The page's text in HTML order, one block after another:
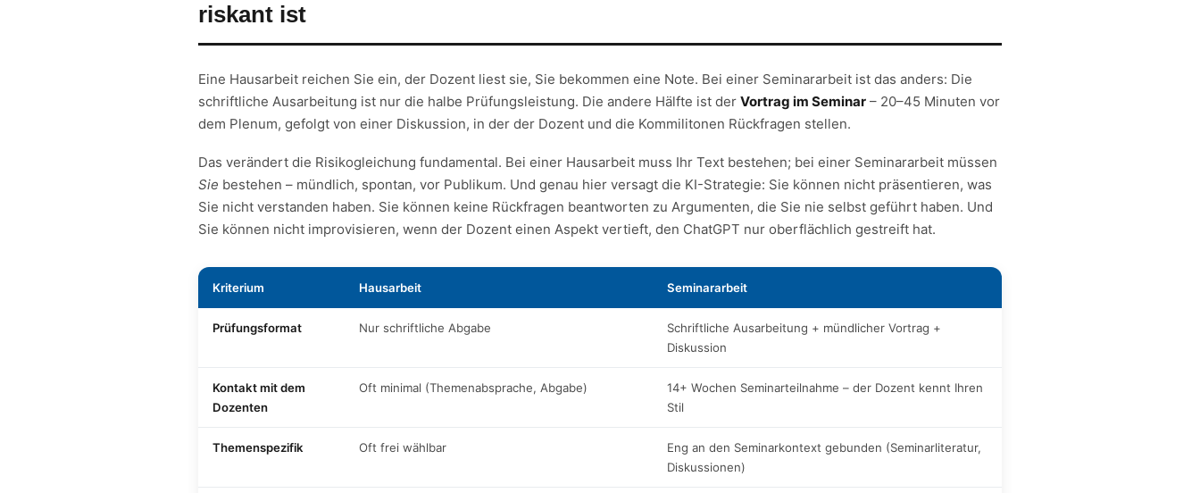
riskant ist
Eine Hausarbeit reichen Sie ein, der Dozent liest sie, Sie bekommen eine Note. Bei einer Seminararbeit ist das anders: Die
schriftliche Ausarbeitung ist nur die halbe Prüfungsleistung. Die andere Hälfte ist der Vortrag im Seminar – 20–45 Minuten vor
dem Plenum, gefolgt von einer Diskussion, in der der Dozent und die Kommilitonen Rückfragen stellen.
Das verändert die Risikogleichung fundamental. Bei einer Hausarbeit muss Ihr Text bestehen; bei einer Seminararbeit müssen
Sie bestehen – mündlich, spontan, vor Publikum. Und genau hier versagt die KI-Strategie: Sie können nicht präsentieren, was
Sie nicht verstanden haben. Sie können keine Rückfragen beantworten zu Argumenten, die Sie nie selbst geführt haben. Und
Sie können nicht improvisieren, wenn der Dozent einen Aspekt vertieft, den ChatGPT nur oberflächlich gestreift hat.
Kriterium Hausarbeit Seminararbeit
Prüfungsformat Nur schriftliche Abgabe
Schriftliche Ausarbeitung + mündlicher Vortrag +
Diskussion
Kontakt mit dem
Dozenten
Oft minimal (Themenabsprache, Abgabe)
14+ Wochen Seminarteilnahme – der Dozent kennt Ihren
Stil
Themenspezifik Oft frei wählbar
Eng an den Seminarkontext gebunden (Seminarliteratur,
Diskussionen)